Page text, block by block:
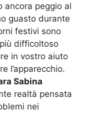
ancora peggio al
guasto durante
festivi sono
difficoltoso
in vostro aiuto
l’apparecchio.
Sabina
realtà pensata
nei